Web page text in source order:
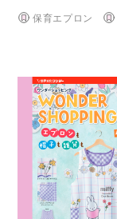
保育エプロン